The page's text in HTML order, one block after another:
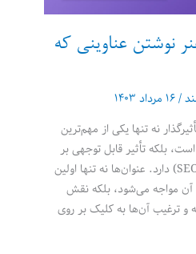
نوشتن عناوینی که
/۱۶ مرداد ۱۴۰۳
نه تنها یکی از مهم‌ترین
بلکه تأثیر قابل توجهی بر
بهینه‌سازی موتور جستجو (SEO) دارد. عنوان‌ها نه تنها اولین
مواجه می‌شود، بلکه نقش
و ترغیب آن‌ها به کلیک بر روی